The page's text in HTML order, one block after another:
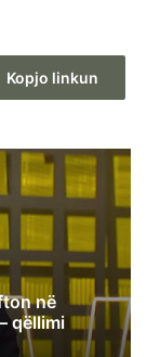
Kopjo linkun
në
qëllimi